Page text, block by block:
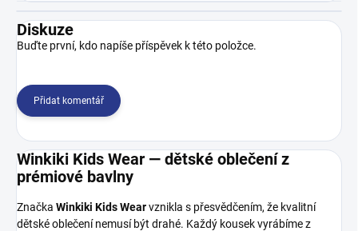
Diskuze
Buďte první, kdo napíše příspěvek k této položce.
Přidat komentář
Winkiki Kids Wear — dětské oblečení z
prémiové bavlny
Značka Winkiki Kids Wearvznikla s přesvědčením, že kvalitní
dětské oblečení nemusí být drahé. Každý kousek vyrábíme z